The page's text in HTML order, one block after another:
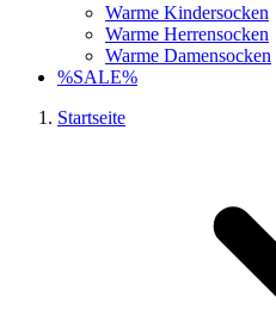
Warme Kindersocken
Warme Herrensocken
Warme Damensocken
%SALE%
Startseite